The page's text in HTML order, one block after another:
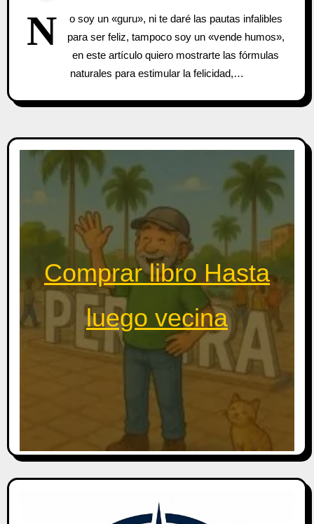
N
o soy un «guru», ni te daré las pautas infalibles
para ser feliz, tampoco soy un «vende humos»,
en este artículo quiero mostrarte las fórmulas
naturales para estimular la felicidad,…
Comprar libro Hasta
luego vecina